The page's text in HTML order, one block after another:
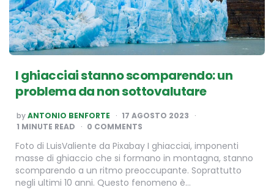
I ghiacciai stanno scomparendo: un
problema da non sottovalutare
POSTED
BY
byANTONIO BENFORTE
17 AGOSTO 2023
1 MINUTE READ 0 COMMENTS
Foto di LuisValiente da Pixabay I ghiacciai, imponenti
masse di ghiaccio che si formano in montagna, stanno
scomparendo a un ritmo preoccupante. Soprattutto
negli ultimi 10 anni. Questo fenomeno è…